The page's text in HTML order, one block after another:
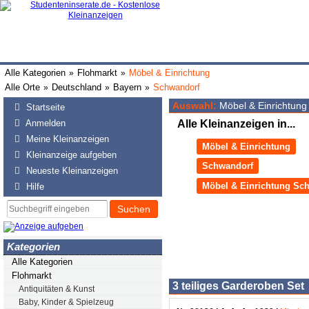
Alle Kategorien » Flohmarkt » Möbel & Einrichtung
Alle Orte » Deutschland » Bayern » Schwandorf
Startseite
Anmelden
Meine Kleinanzeigen
Kleinanzeige aufgeben
Neueste Kleinanzeigen
Hilfe
Suchen
Kategorien
Alle Kategorien
Flohmarkt
Antiquitäten & Kunst
Baby, Kinder & Spielzeug
Auswahl: Möbel &
Alle Kleinanzeigen in...
Möbel & Einrichtung
Schwandorf
Möbel & Einrichtung
3 teiliges Garderoben Set